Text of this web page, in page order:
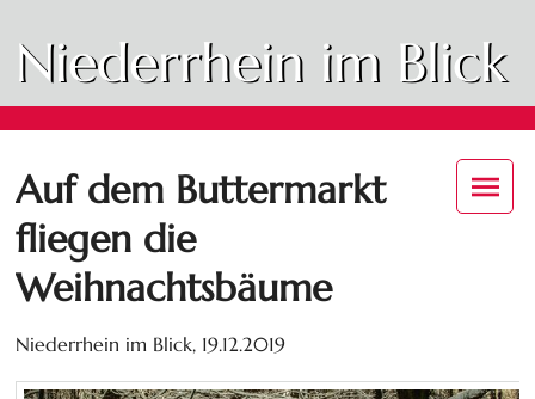
Niederrhein im Blick
Auf dem Buttermarkt
fliegen die
Weihnachtsbäume
Niederrhein im Blick, 19.12.2019